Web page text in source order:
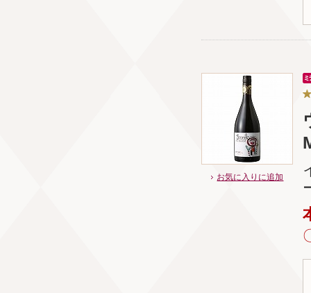
お気に入りに追加